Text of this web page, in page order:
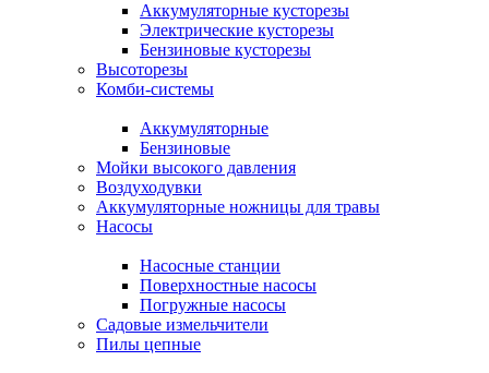
Аккумуляторные кусторезы
Электрические кусторезы
Бензиновые кусторезы
Высоторезы
Комби-системы
Аккумуляторные
Бензиновые
Мойки высокого давления
Воздуходувки
Аккумуляторные ножницы для травы
Насосы
Насосные станции
Поверхностные насосы
Погружные насосы
Садовые измельчители
Пилы цепные